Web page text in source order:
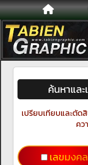
ค้นหาแล
เปรียบเทียบและตัด
คว
เลขมงคล